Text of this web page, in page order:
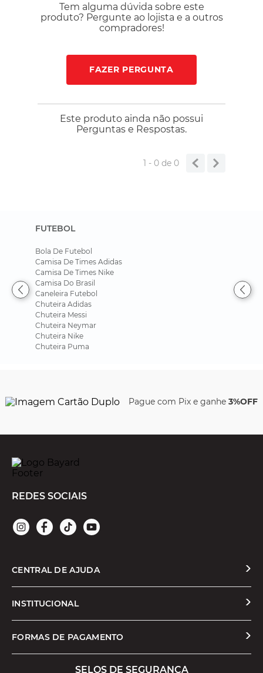
Tem alguma dúvida sobre este
produto? Pergunte ao lojista e a outros
compradores!
FAZER PERGUNTA
Este produto ainda não possui
Perguntas e Respostas.
1 - 0de 0
FUTEBOL
Bola De Futebol
Camisa De Times Adidas
Camisa De Times Nike
Camisa Do Brasil
Caneleira Futebol
Chuteira Adidas
Chuteira Messi
Chuteira Neymar
Chuteira Nike
Chuteira Puma
Pague com Pix e ganhe 3%OFF
REDES SOCIAIS
CENTRAL DE AJUDA
Solicitar Troca ou Devolução
Formas de Pagamento
INSTITUCIONAL
Quem Somos
FORMAS DE PAGAMENTO
SELOS DE SEGURANÇA